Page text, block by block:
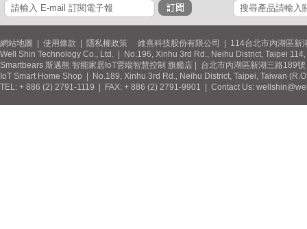
網站地圖 使用條款 隱私權政策 維熹科技股份有限公司 | 114台北市內湖區新
Well Shin Technology Co., Ltd. | No.196, Xinhu 3rd Rd., Neihu District, Taipei
Smartbears 斯邁熊 智能家居IoT雲端智慧控制 旗艦店 | 台北市內湖區新湖三路189
IoT Smart Home Shop | No.189, Xinhu 3rd Rd., Neihu District, Taipei, Taiwan
TEL: + 886 (2) 2791-1119 | FAX: + 886 (2) 2791-9901 | Contact Us: